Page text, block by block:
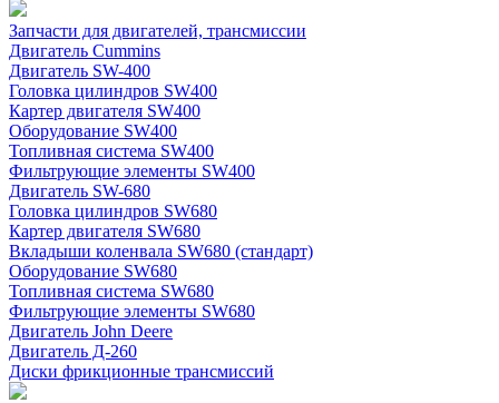
Запчасти для двигателей, трансмиссии
Двигатель Cummins
Двигатель SW-400
Головка цилиндров SW400
Картер двигателя SW400
Оборудование SW400
Топливная система SW400
Фильтрующие элементы SW400
Двигатель SW-680
Головка цилиндров SW680
Картер двигателя SW680
Вкладыши коленвала SW680 (стандарт)
Оборудование SW680
Топливная система SW680
Фильтрующие элементы SW680
Двигатель John Deere
Двигатель Д-260
Диски фрикционные трансмиссий